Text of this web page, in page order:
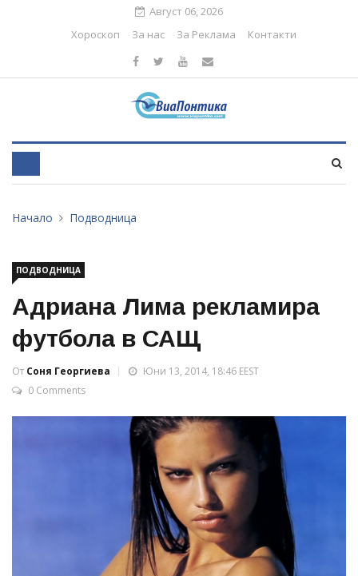
Август 06, 2026
Хороскоп
За нас За Реклама Контакти
Начало Подводница
ПОДВОДНИЦА
Адриана Лима рекламира
футбола в САЩ
От Соня Георгиева
Юни 13, 2014, 18:46 EEST
0 Comments